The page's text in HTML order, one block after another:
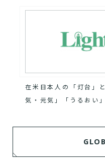
在米日本人の「灯台」
気・元気」「うるおい